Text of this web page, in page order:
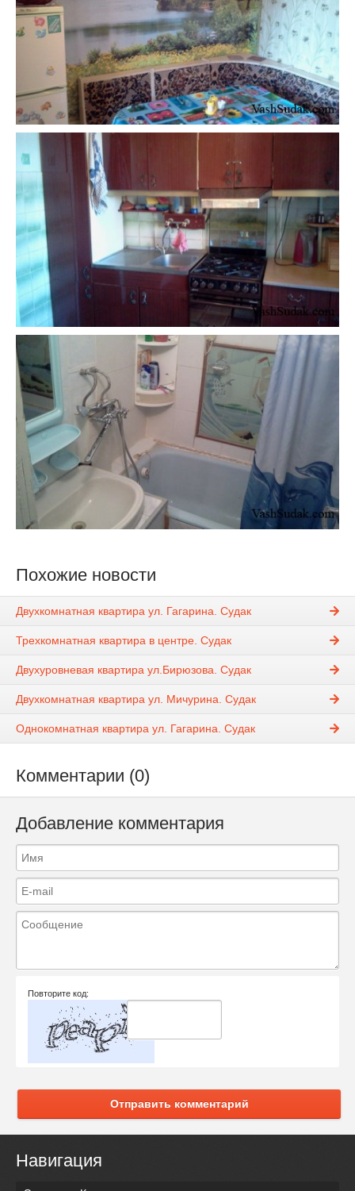
Похожие новости
Двухкомнатная квартира ул. Гагарина. Судак
Трехкомнатная квартира в центре. Судак
Двухуровневая квартира ул.Бирюзова. Судак
Двухкомнатная квартира ул. Мичурина. Судак
Однокомнатная квартира ул. Гагарина. Судак
Комментарии (0)
Добавление комментария
Повторите код:
Отправить комментарий
Навигация